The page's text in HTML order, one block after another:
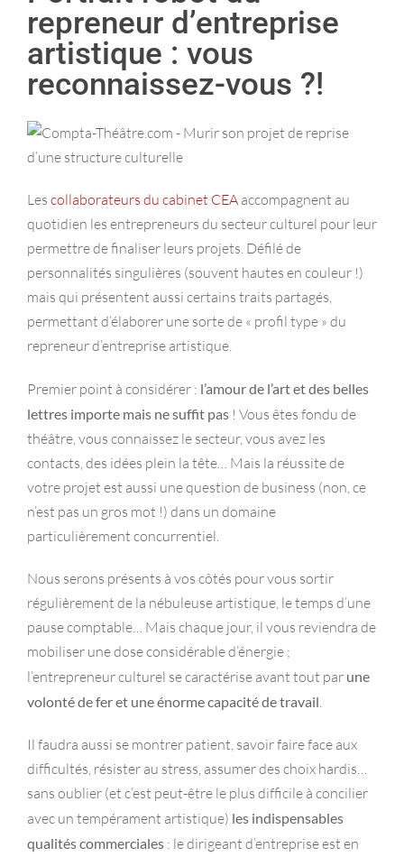
repreneur d’entreprise
artistique : vous
reconnaissez-vous ?!
Les collaborateurs du cabinet CEA accompagnent au
quotidien les entrepreneurs du secteur culturel pour leur
permettre de finaliser leurs projets. Défilé de
personnalités singulières (souvent hautes en couleur !)
mais qui présentent aussi certains traits partagés,
permettant d’élaborer une sorte de « profil type » du
repreneur d’entreprise artistique.
Premier point à considérer : l’amour de l’art et des belles
lettres importe mais ne suffit pas ! Vous êtes fondu de
théâtre, vous connaissez le secteur, vous avez les
contacts, des idées plein la tête… Mais la réussite de
votre projet est aussi une question de business (non, ce
n’est pas un gros mot !) dans un domaine
particulièrement concurrentiel.
Nous serons présents à vos côtés pour vous sortir
régulièrement de la nébuleuse artistique, le temps d’une
pause comptable… Mais chaque jour, il vous reviendra de
mobiliser une dose considérable d’énergie ;
l’entrepreneur culturel se caractérise avant tout par une
volonté de fer et une énorme capacité de travail
Il faudra aussi se montrer patient, savoir faire face aux
difficultés, résister au stress, assumer des choix hardis…
sans oublier (et c’est peut-être le plus difficile à concilier
avec un tempérament artistique) les indispensables
qualités commerciales : le dirigeant d’entreprise est en